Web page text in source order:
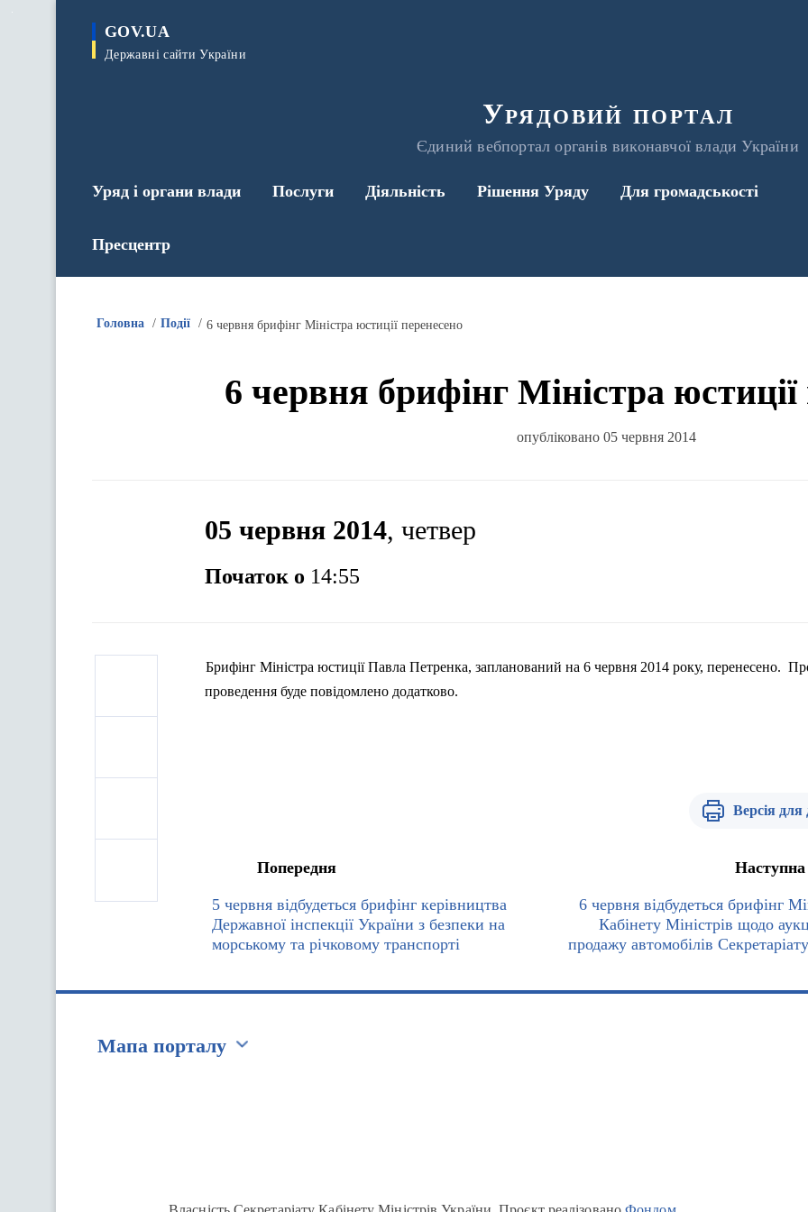
GOV.UA
Державні сайти України
Урядовий портал
Єдиний вебпортал органів виконавчої влади України
Уряд і органи влади Послуги Діяльність Рішення Уряду Для громадськості
Пресцентр
Головна Події 6 червня брифінг Міністра юстиції перенесено
6 червня брифінг Міністра юстиції
опубліковано 05 червня 2014
05 червня 2014, четвер
Початок о 14:55
Брифінг Міністра юстиції Павла Петренка, запланований на 6 червня 2014 року, перенесено.
проведення буде повідомлено додатково.
Версія для
Попередня
5 червня відбудеться брифінг керівництва
Державної інспекції України з безпеки на
морському та річковому транспорті
Наступна
6 червня відбудеться брифінг
Кабінету Міністрів щодо
продажу автомобілів
Мапа порталу